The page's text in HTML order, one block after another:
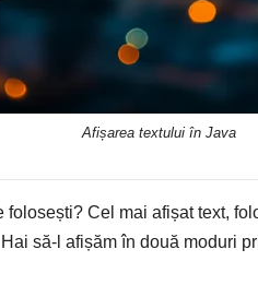
Afișarea textului în Java
Cel mai afișat text,
să-l afișăm în două moduri